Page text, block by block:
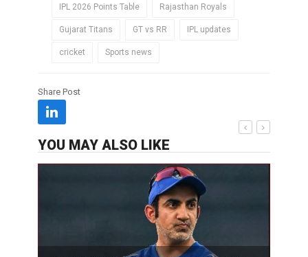
IPL 2026 Points Table Rajasthan Royals
Gujarat Titans GT vs RR IPL updates
cricket Sports news
Share Post
YOU MAY ALSO LIKE